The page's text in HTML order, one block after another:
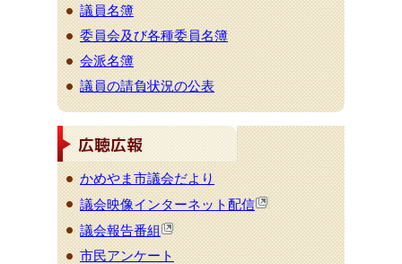
議員名簿
委員会及び各種委員名簿
会派名簿
議員の請負状況の公表
かめやま市議会だより
議会映像インターネット配信
議会報告番組
市民アンケート